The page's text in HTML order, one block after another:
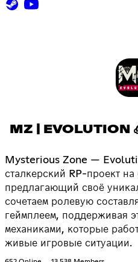
MZ | EVOLUTION
Mysterious Zone —
сталкерский RP-проект
предлагающий своё
сочетаем ролевую
геймплеем, поддерживая
механиками, которые
живые игровые ситуации.